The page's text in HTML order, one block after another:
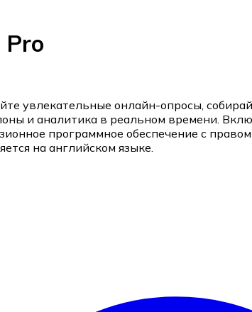
увлекательные онлайн-опросы,
и аналитика в реальном времени.
программное обеспечение с
на английском языке.